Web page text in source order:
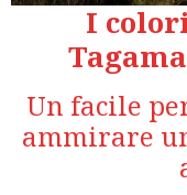
I
Un facile
ammirare